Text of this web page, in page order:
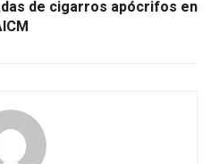
de cigarros apócrifos en